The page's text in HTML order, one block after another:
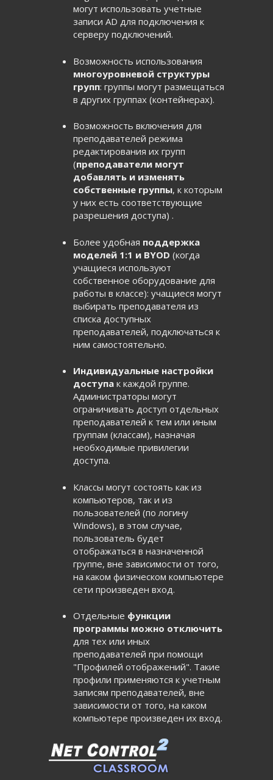
могут использовать учетные
записи AD для подключения к
серверу подключений.
Возможность использования
многоуровневой структуры
групп: группы могут размещаться
в других группах (контейнерах).
Возможность включения для
преподавателей режима
редактирования их групп
(преподаватели могут
добавлять и изменять
собственные группы, к которым
у них есть соответствующие
разрешения доступа) .
Более удобная поддержка
моделей 1:1 и BYOD (когда
учащиеся используют
собственное оборудование для
работы в классе): учащиеся могут
выбирать преподавателя из
списка доступных
преподавателей, подключаться к
ним самостоятельно.
Индивидуальные настройки
доступа к каждой группе.
Администраторы могут
ограничивать доступ отдельных
преподавателей к тем или иным
группам (классам), назначая
необходимые привилегии
доступа.
Классы могут состоять как из
компьютеров, так и из
пользователей (по логину
Windows), в этом случае,
пользователь будет
отображаться в назначенной
группе, вне зависимости от того,
на каком физическом компьютере
сети произведен вход.
Отдельные функции
программы можно отключить
для тех или иных
преподавателей при помощи
"Профилей отображений". Такие
профили применяются к учетным
записям преподавателей, вне
зависимости от того, на каком
компьютере произведен их вход.